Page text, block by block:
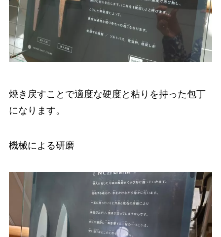
焼き戻すことで適度な硬度と粘りを持った包丁
になります。
機械による研磨